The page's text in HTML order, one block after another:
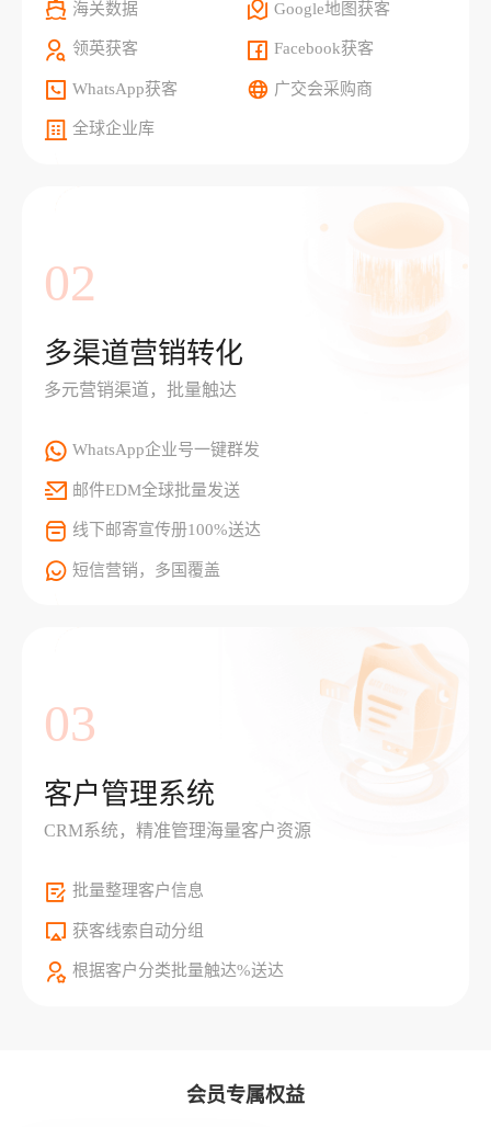
海关数据 Google地图获客
领英获客 Facebook获客
WhatsApp获客 广交会采购商
全球企业库
02
多渠道营销转化
多元营销渠道，批量触达
WhatsApp企业号一键群发
邮件EDM全球批量发送
线下邮寄宣传册100%送达
短信营销，多国覆盖
03
客户管理系统
CRM系统，精准管理海量客户资源
批量整理客户信息
获客线索自动分组
根据客户分类批量触达%送达
会员专属权益